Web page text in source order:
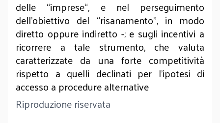
delle “imprese“, e nel perseguimento
dell’obiettivo del “risanamento”, in modo
diretto oppure indiretto -; e sugli incentivi a
ricorrere a tale strumento, che valuta
caratterizzate da una forte competitività
rispetto a quelli declinati per l’ipotesi di
accesso a procedure alternative
Riproduzione riservata